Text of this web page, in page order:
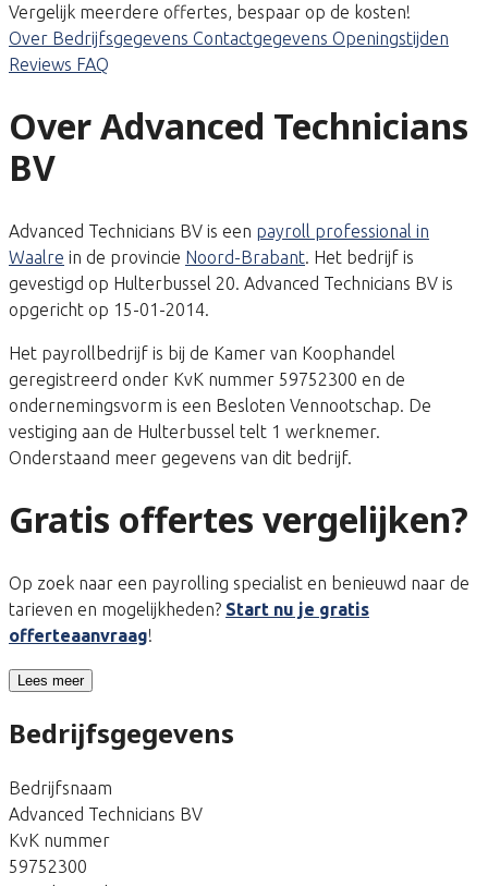
Vergelijk meerdere offertes, bespaar op de kosten!
Over Bedrijfsgegevens Contactgegevens Openingstijden
Reviews FAQ
Over Advanced Technicians
BV
Advanced Technicians BV is een payroll professional in
Waalre in de provincie Noord-Brabant. Het bedrijf is
gevestigd op Hulterbussel 20. Advanced Technicians BV is
opgericht op 15-01-2014.
Het payrollbedrijf is bij de Kamer van Koophandel
geregistreerd onder KvK nummer 59752300 en de
ondernemingsvorm is een Besloten Vennootschap. De
vestiging aan de Hulterbussel telt 1 werknemer.
Onderstaand meer gegevens van dit bedrijf.
Gratis offertes vergelijken?
Op zoek naar een payrolling specialist en benieuwd naar de
tarieven en mogelijkheden? Start nu je gratis
offerteaanvraag!
Lees meer
Bedrijfsgegevens
Bedrijfsnaam
Advanced Technicians BV
KvK nummer
59752300